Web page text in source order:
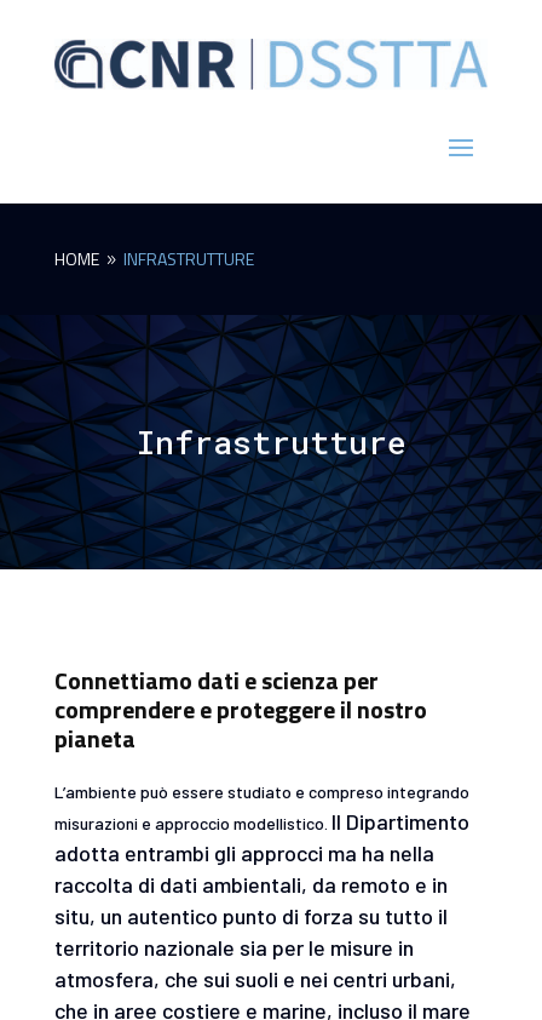
HOME 9 INFRASTRUTTURE
Infrastrutture
Connettiamo dati e scienza per
comprendere e proteggere il nostro
pianeta
L’ambiente può essere studiato e compreso integrando
misurazioni e approccio modellistico. Il Dipartimento
adotta entrambi gli approcci ma ha nella
raccolta di dati ambientali, da remoto e in
situ, un autentico punto di forza su tutto il
territorio nazionale sia per le misure in
atmosfera, che sui suoli e nei centri urbani,
che in aree costiere e marine, incluso il mare